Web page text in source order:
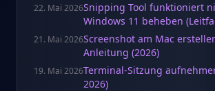
22. Mai 2026Snipping Tool funktioniert
Windows 11 beheben
21. Mai 2026Screenshot am Mac
Anleitung (2026)
19. Mai 2026Terminal-Sitzung
2026)